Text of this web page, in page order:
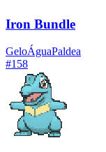
Iron Bundle
GeloÁguaPaldea
#158